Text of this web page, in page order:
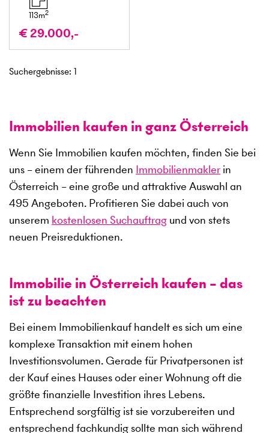
113m2
€ 29.000,-
Suchergebnisse: 1
Immobilien kaufen in ganz Österreich
Wenn Sie Immobilien kaufen möchten, finden Sie bei
uns – einem der führenden Immobilienmakler in
Österreich – eine große und attraktive Auswahl an
495 Angeboten. Profitieren Sie dabei auch von
unserem kostenlosen Suchauftrag und von stets
neuen Preisreduktionen.
Immobilie in Österreich kaufen – das
ist zu beachten
Bei einem Immobilienkauf handelt es sich um eine
komplexe Transaktion mit einem hohen
Investitionsvolumen. Gerade für Privatpersonen ist
der Kauf eines Hauses oder einer Wohnung oft die
größte finanzielle Investition ihres Lebens.
Entsprechend sorgfältig ist sie vorzubereiten und
entsprechend fachkundig sollte man sich während